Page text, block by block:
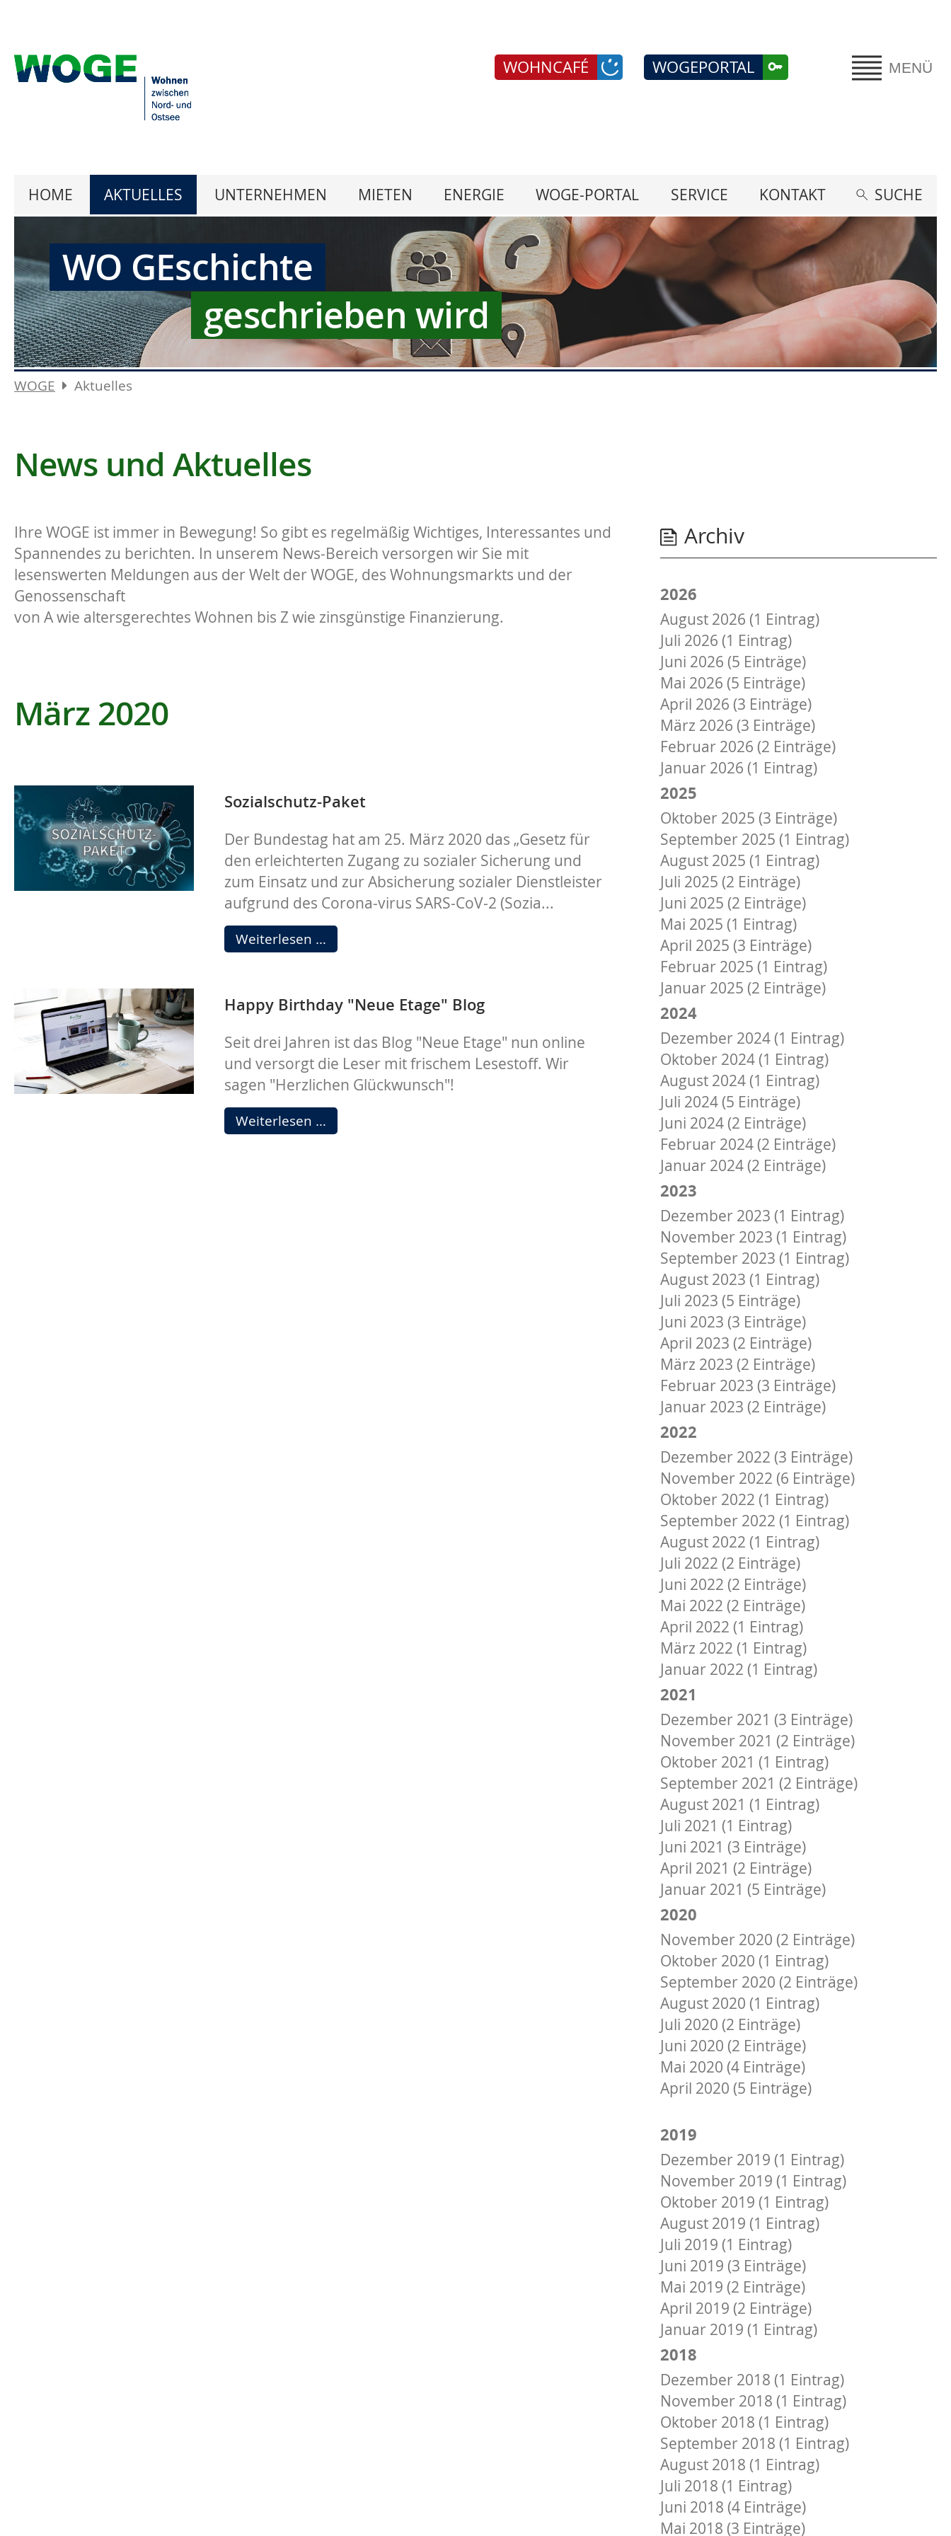
MENÜ
WOGEPORTAL
WOHNCAFÉ
HOME AKTUELLES UNTERNEHMEN MIETEN ENERGIE WOGE-PORTAL SERVICE KONTAKT SUCHE
WO GEschichte
geschrieben wird
WOGE Aktuelles
News und Aktuelles
Ihre WOGE ist immer in Bewegung! So gibt es regelmäßig Wichtiges, Interessantes und
Spannendes zu berichten. In unserem News-Bereich versorgen wir Sie mit
lesenswerten Meldungen aus der Welt der WOGE, des Wohnungsmarkts und der
Genossenschaft
von A wie altersgerechtes Wohnen bis Z wie zinsgünstige Finanzierung.
März 2020
Sozialschutz-Paket
Der Bundestag hat am 25. März 2020 das „Gesetz für
den erleichterten Zugang zu sozialer Sicherung und
zum Einsatz und zur Absicherung sozialer Dienstleister
aufgrund des Corona-virus SARS-CoV-2 (Sozia...
Weiterlesen … Sozialschutz-
Paket
Happy Birthday "Neue Etage" Blog
Seit drei Jahren ist das Blog "Neue Etage" nun online
und versorgt die Leser mit frischem Lesestoff. Wir
sagen "Herzlichen Glückwunsch"!
Weiterlesen … Happy
Birthday
Archiv
2026
August 2026 (1 Eintrag)
Juli 2026 (1 Eintrag)
Juni 2026 (5 Einträge)
Mai 2026 (5 Einträge)
April 2026 (3 Einträge)
März 2026 (3 Einträge)
Februar 2026 (2 Einträge)
Januar 2026 (1 Eintrag)
2025
Oktober 2025 (3 Einträge)
September 2025 (1 Eintrag)
August 2025 (1 Eintrag)
Juli 2025 (2 Einträge)
Juni 2025 (2 Einträge)
Mai 2025 (1 Eintrag)
April 2025 (3 Einträge)
Februar 2025 (1 Eintrag)
Januar 2025 (2 Einträge)
2024
Dezember 2024 (1 Eintrag)
Oktober 2024 (1 Eintrag)
August 2024 (1 Eintrag)
Juli 2024 (5 Einträge)
Juni 2024 (2 Einträge)
Februar 2024 (2 Einträge)
Januar 2024 (2 Einträge)
2023
Dezember 2023 (1 Eintrag)
November 2023 (1 Eintrag)
September 2023 (1 Eintrag)
August 2023 (1 Eintrag)
Juli 2023 (5 Einträge)
Juni 2023 (3 Einträge)
April 2023 (2 Einträge)
März 2023 (2 Einträge)
Februar 2023 (3 Einträge)
Januar 2023 (2 Einträge)
2022
Dezember 2022 (3 Einträge)
November 2022 (6 Einträge)
Oktober 2022 (1 Eintrag)
September 2022 (1 Eintrag)
August 2022 (1 Eintrag)
Juli 2022 (2 Einträge)
Juni 2022 (2 Einträge)
Mai 2022 (2 Einträge)
April 2022 (1 Eintrag)
März 2022 (1 Eintrag)
Januar 2022 (1 Eintrag)
2021
Dezember 2021 (3 Einträge)
November 2021 (2 Einträge)
Oktober 2021 (1 Eintrag)
September 2021 (2 Einträge)
August 2021 (1 Eintrag)
Juli 2021 (1 Eintrag)
Juni 2021 (3 Einträge)
April 2021 (2 Einträge)
Januar 2021 (5 Einträge)
2020
November 2020 (2 Einträge)
Oktober 2020 (1 Eintrag)
September 2020 (2 Einträge)
August 2020 (1 Eintrag)
Juli 2020 (2 Einträge)
Juni 2020 (2 Einträge)
Mai 2020 (4 Einträge)
April 2020 (5 Einträge)
2019
Dezember 2019 (1 Eintrag)
November 2019 (1 Eintrag)
Oktober 2019 (1 Eintrag)
August 2019 (1 Eintrag)
Juli 2019 (1 Eintrag)
Juni 2019 (3 Einträge)
Mai 2019 (2 Einträge)
April 2019 (2 Einträge)
Januar 2019 (1 Eintrag)
2018
Dezember 2018 (1 Eintrag)
November 2018 (1 Eintrag)
Oktober 2018 (1 Eintrag)
September 2018 (1 Eintrag)
August 2018 (1 Eintrag)
Juli 2018 (1 Eintrag)
Juni 2018 (4 Einträge)
Mai 2018 (3 Einträge)